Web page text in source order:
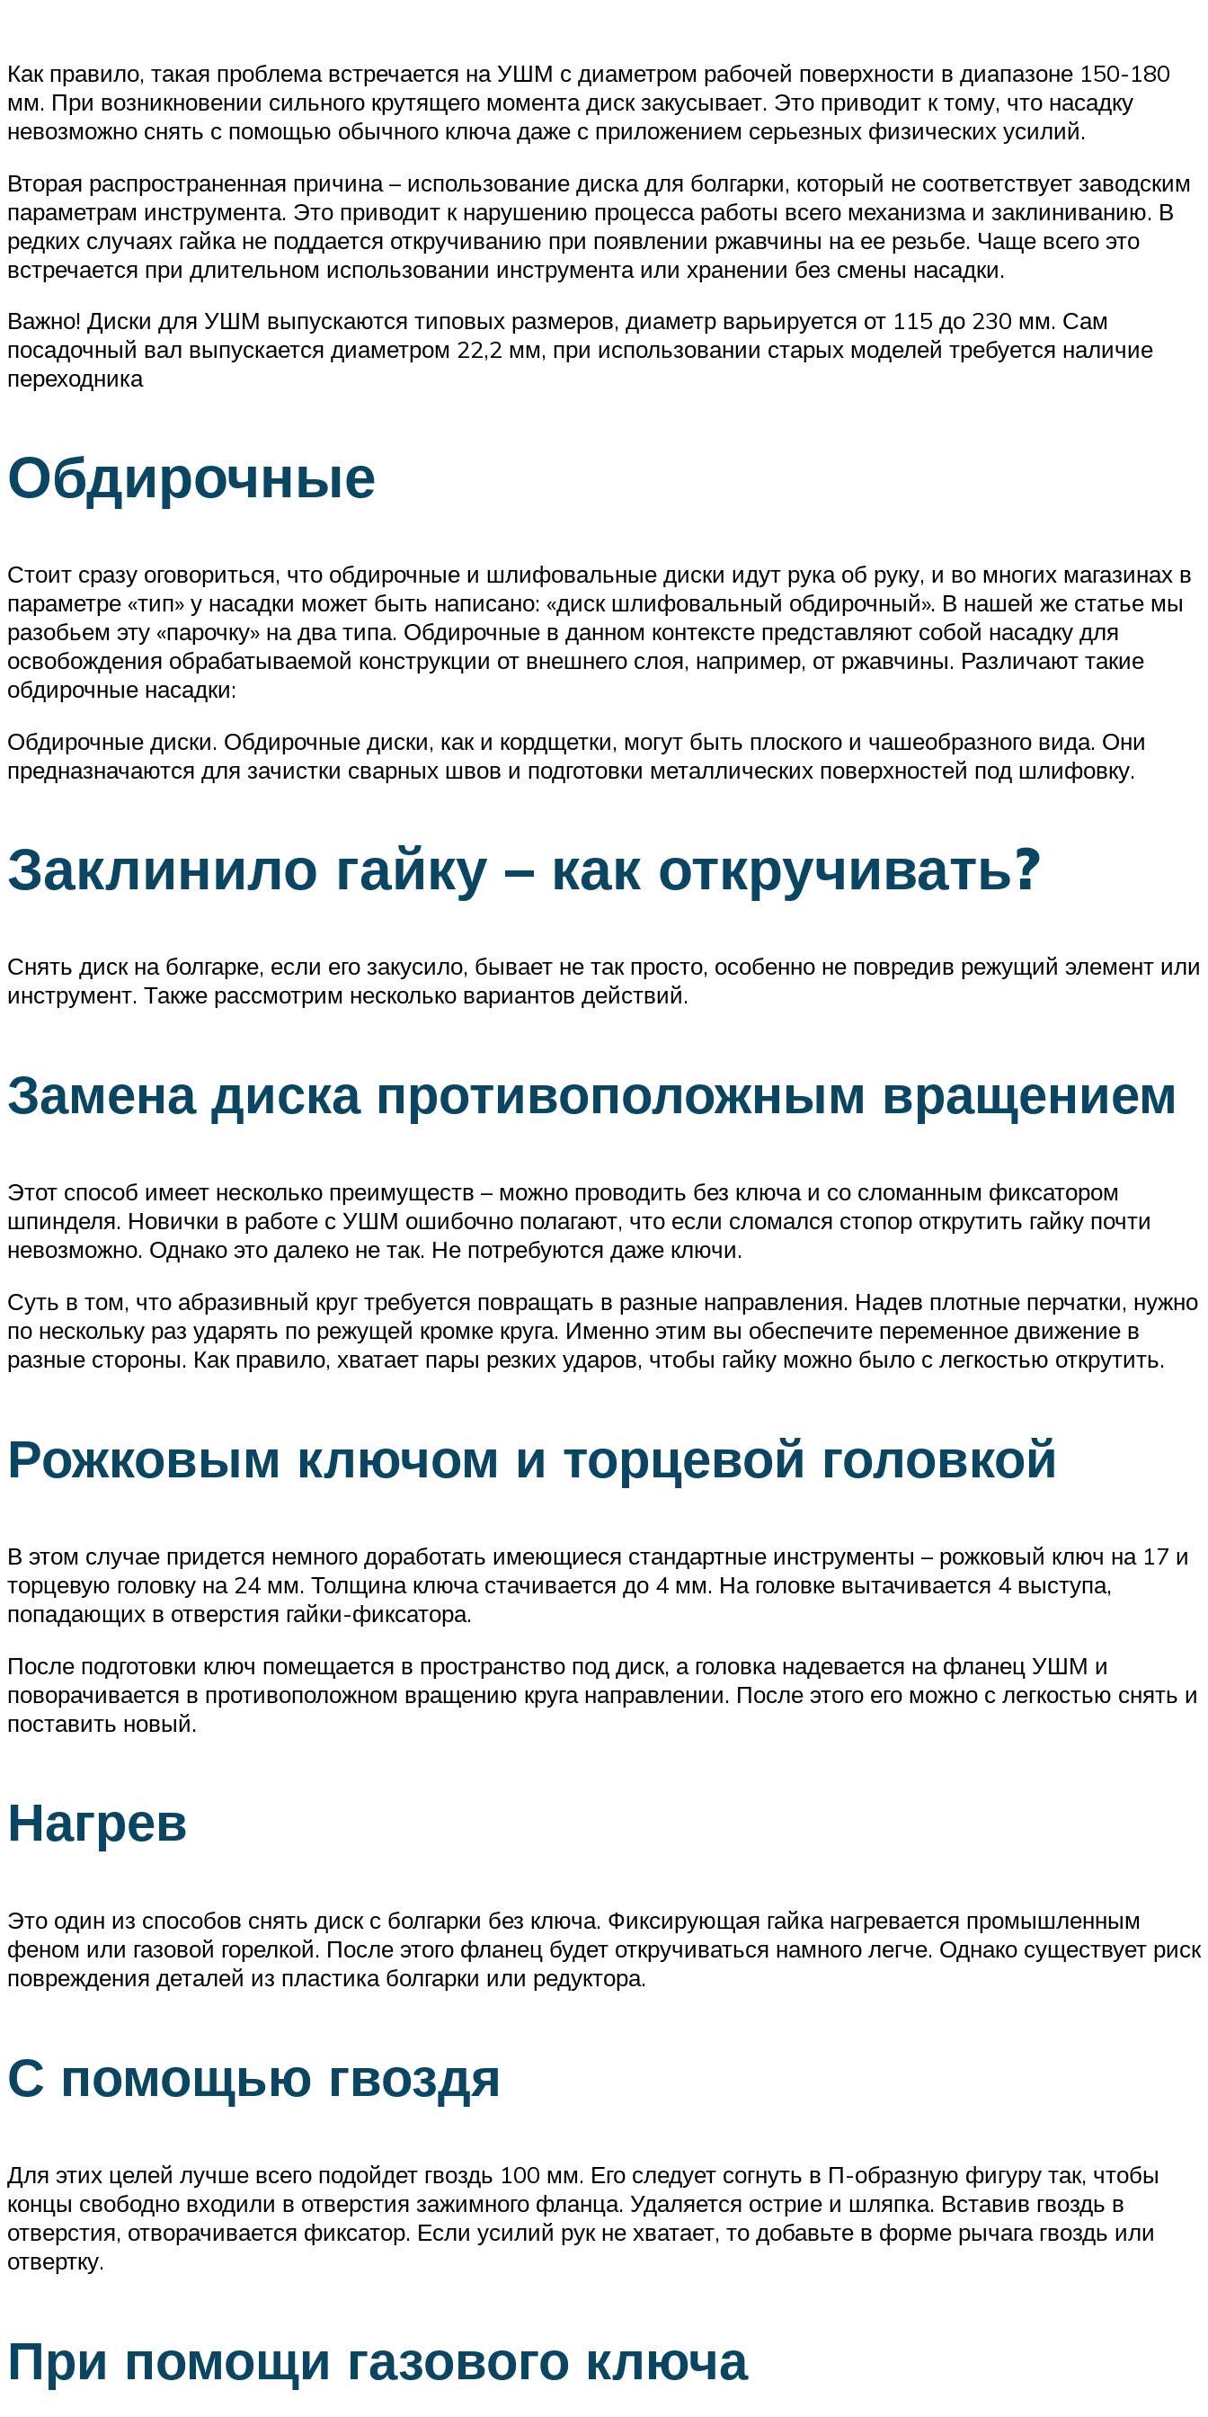
Как правило, такая проблема встречается на УШМ с диаметром рабочей поверхности в диапазоне 150-180
мм. При возникновении сильного крутящего момента диск закусывает. Это приводит к тому, что насадку
невозможно снять с помощью обычного ключа даже с приложением серьезных физических усилий.
Вторая распространенная причина – использование диска для болгарки, который не соответствует заводским
параметрам инструмента. Это приводит к нарушению процесса работы всего механизма и заклиниванию. В
редких случаях гайка не поддается откручиванию при появлении ржавчины на ее резьбе. Чаще всего это
встречается при длительном использовании инструмента или хранении без смены насадки.
Важно! Диски для УШМ выпускаются типовых размеров, диаметр варьируется от 115 до 230 мм. Сам
посадочный вал выпускается диаметром 22,2 мм, при использовании старых моделей требуется наличие
переходника
Обдирочные
Стоит сразу оговориться, что обдирочные и шлифовальные диски идут рука об руку, и во многих магазинах в
параметре «тип» у насадки может быть написано: «диск шлифовальный обдирочный». В нашей же статье мы
разобьем эту «парочку» на два типа. Обдирочные в данном контексте представляют собой насадку для
освобождения обрабатываемой конструкции от внешнего слоя, например, от ржавчины. Различают такие
обдирочные насадки:
Обдирочные диски. Обдирочные диски, как и кордщетки, могут быть плоского и чашеобразного вида. Они
предназначаются для зачистки сварных швов и подготовки металлических поверхностей под шлифовку.
Заклинило гайку – как откручивать?
Снять диск на болгарке, если его закусило, бывает не так просто, особенно не повредив режущий элемент или
инструмент. Также рассмотрим несколько вариантов действий.
Замена диска противоположным вращением
Этот способ имеет несколько преимуществ – можно проводить без ключа и со сломанным фиксатором
шпинделя. Новички в работе с УШМ ошибочно полагают, что если сломался стопор открутить гайку почти
невозможно. Однако это далеко не так. Не потребуются даже ключи.
Суть в том, что абразивный круг требуется повращать в разные направления. Надев плотные перчатки, нужно
по нескольку раз ударять по режущей кромке круга. Именно этим вы обеспечите переменное движение в
разные стороны. Как правило, хватает пары резких ударов, чтобы гайку можно было с легкостью открутить.
Рожковым ключом и торцевой головкой
В этом случае придется немного доработать имеющиеся стандартные инструменты – рожковый ключ на 17 и
торцевую головку на 24 мм. Толщина ключа стачивается до 4 мм. На головке вытачивается 4 выступа,
попадающих в отверстия гайки-фиксатора.
После подготовки ключ помещается в пространство под диск, а головка надевается на фланец УШМ и
поворачивается в противоположном вращению круга направлении. После этого его можно с легкостью снять и
поставить новый.
Нагрев
Это один из способов снять диск с болгарки без ключа. Фиксирующая гайка нагревается промышленным
феном или газовой горелкой. После этого фланец будет откручиваться намного легче. Однако существует риск
повреждения деталей из пластика болгарки или редуктора.
С помощью гвоздя
Для этих целей лучше всего подойдет гвоздь 100 мм. Его следует согнуть в П-образную фигуру так, чтобы
концы свободно входили в отверстия зажимного фланца. Удаляется острие и шляпка. Вставив гвоздь в
отверстия, отворачивается фиксатор. Если усилий рук не хватает, то добавьте в форме рычага гвоздь или
отвертку.
При помощи газового ключа